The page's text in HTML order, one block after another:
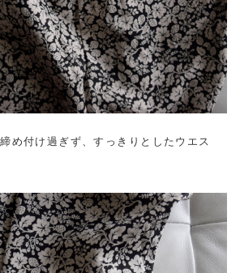
め付け過ぎず、すっきりとしたウエス